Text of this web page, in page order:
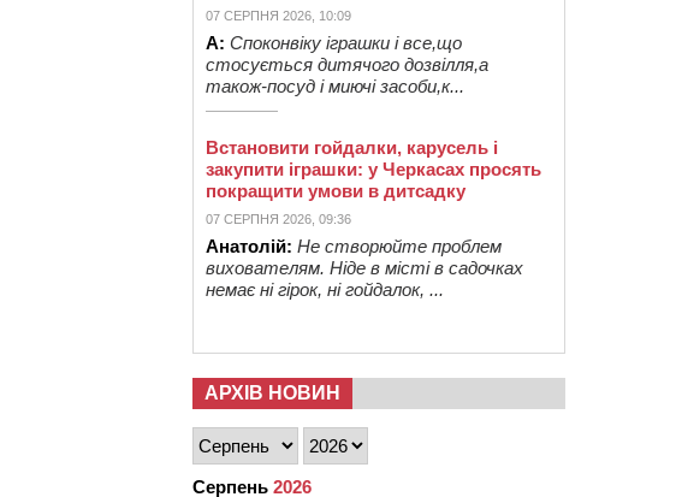
07 СЕРПНЯ 2026, 10:09
А: Споконвіку іграшки і все,що
стосується дитячого дозвілля,а
також-посуд і миючі засоби,к...
Встановити гойдалки, карусель і
закупити іграшки: у Черкасах просять
покращити умови в дитсадку
07 СЕРПНЯ 2026, 09:36
Анатолій: Не створюйте проблем
вихователям. Ніде в місті в садочках
немає ні гірок, ні гойдалок, ...
АРХІВ НОВИН
Серпень 2026